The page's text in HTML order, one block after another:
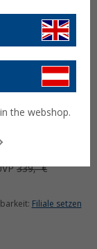
and Rolli Paket
339,- €
Filiale setzen
the webshop.